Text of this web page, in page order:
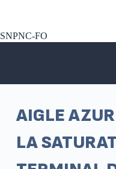
SNPNC-FO
AIGLE
LA